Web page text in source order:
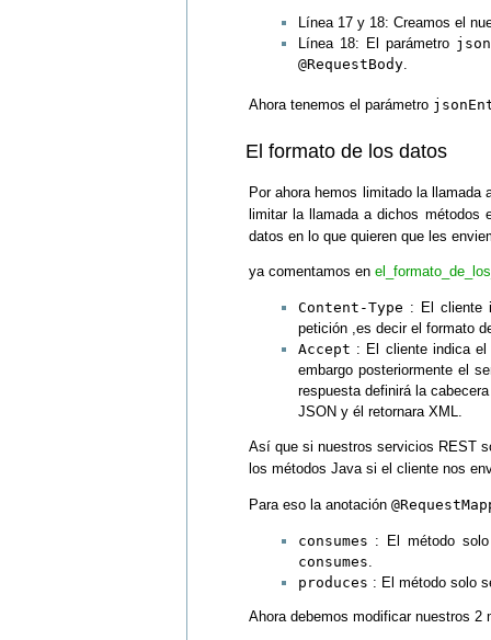
Línea 17 y 18: Creamos el
Línea 18: El parámetro
@RequestBody.
Ahora tenemos el parámetro
El formato de los datos
Por ahora hemos limitado la
limitar la llamada a dichos métodos
datos en lo que quieren que les
ya comentamos en
Content-Type : El cliente
petición ,es decir el formato
Accept : El cliente indica el
embargo posteriormente el
respuesta definirá la
JSON y él retornara XML.
Así que si nuestros servicios REST
los métodos Java si el cliente nos
Para eso la anotación
consumes : El método
consumes
produces : El método solo
Ahora debemos modificar nuestros